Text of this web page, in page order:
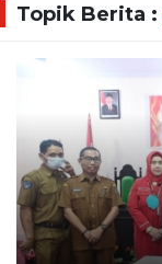
Topik Berita :